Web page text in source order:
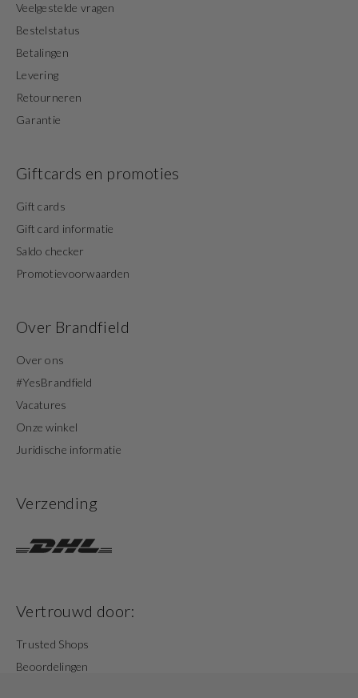
Veelgestelde vragen
Bestelstatus
Betalingen
Levering
Retourneren
Garantie
Giftcards en promoties
Gift cards
Gift card informatie
Saldo checker
Promotievoorwaarden
Over Brandfield
Over ons
#YesBrandfield
Vacatures
Onze winkel
Juridische informatie
Verzending
Vertrouwd door:
Trusted Shops
Beoordelingen